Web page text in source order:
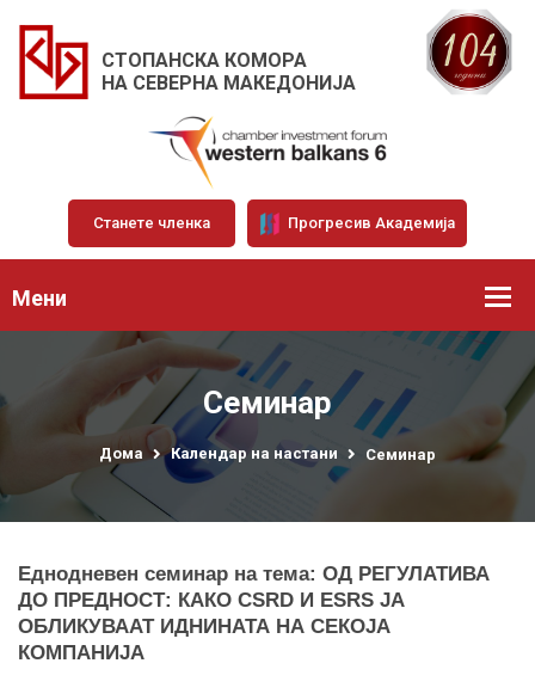
СТОПАНСКА КОМОРА
НА СЕВЕРНА МАКЕДОНИЈА
Станете членка Прогресив Академија
Мени
Семинар
Дома Календар на настани Семинар
Еднодневен семинар на тема: ОД РЕГУЛАТИВА
ДО ПРЕДНОСТ: КАКО CSRD И ESRS ЈА
ОБЛИКУВААТ ИДНИНАТА НА СЕКОЈА
КОМПАНИЈА